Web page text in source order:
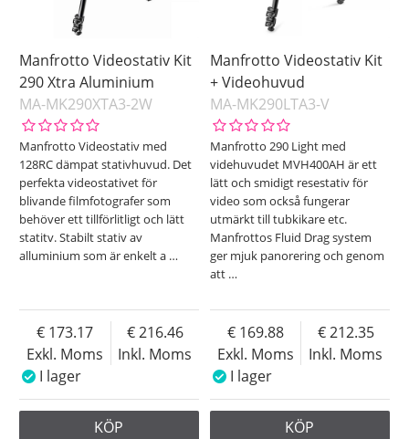
Manfrotto Videostativ Kit
290 Xtra Aluminium
MA-MK290XTA3-2W
Manfrotto Videostativ med
128RC dämpat stativhuvud. Det
perfekta videostativet för
blivande filmfotografer som
behöver ett tillförlitligt och lätt
statitv. Stabilt stativ av
alluminium som är enkelt a …
Exkl. Moms
173.17
Inkl. Moms
216.46
I lager
KÖP
Manfrotto Videostativ Kit
+ Videohuvud
MA-MK290LTA3-V
Manfrotto 290 Light med
videhuvudet MVH400AH är ett
lätt och smidigt resestativ för
video som också fungerar
utmärkt till tubkikare etc.
Manfrottos Fluid Drag system
ger mjuk panorering och genom
att …
Exkl. Moms
169.88
Inkl. Moms
212.35
I lager
KÖP